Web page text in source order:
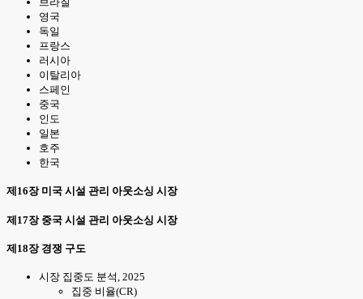
영국
독일
프랑스
러시아
이탈리아
스페인
중국
인도
일본
호주
한국
제16장 미국 시설 관리 아웃소싱 시장
제17장 중국 시설 관리 아웃소싱 시장
제18장 경쟁 구도
시장 집중도 분석, 2025
집중 비율(CR)